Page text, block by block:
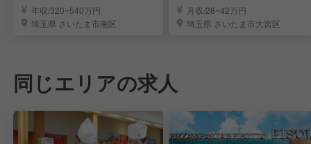
案も叶う環境！
年収/320~540万円
埼玉県 さいたま市南区
月収/28~42万円
埼玉県 さいたま市大宮区
同じエリアの求人